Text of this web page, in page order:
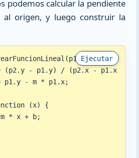
podemos calcular la pendiente
al origen, y luego construir la
Ejecutar
p2) {
(p2.y - p1.y) / (p2.x - p1.x);
p1.y - m * p1.x;
(x) {
* x + b;